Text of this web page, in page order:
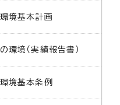
境基本計画
環境（実績報告書）
境基本条例